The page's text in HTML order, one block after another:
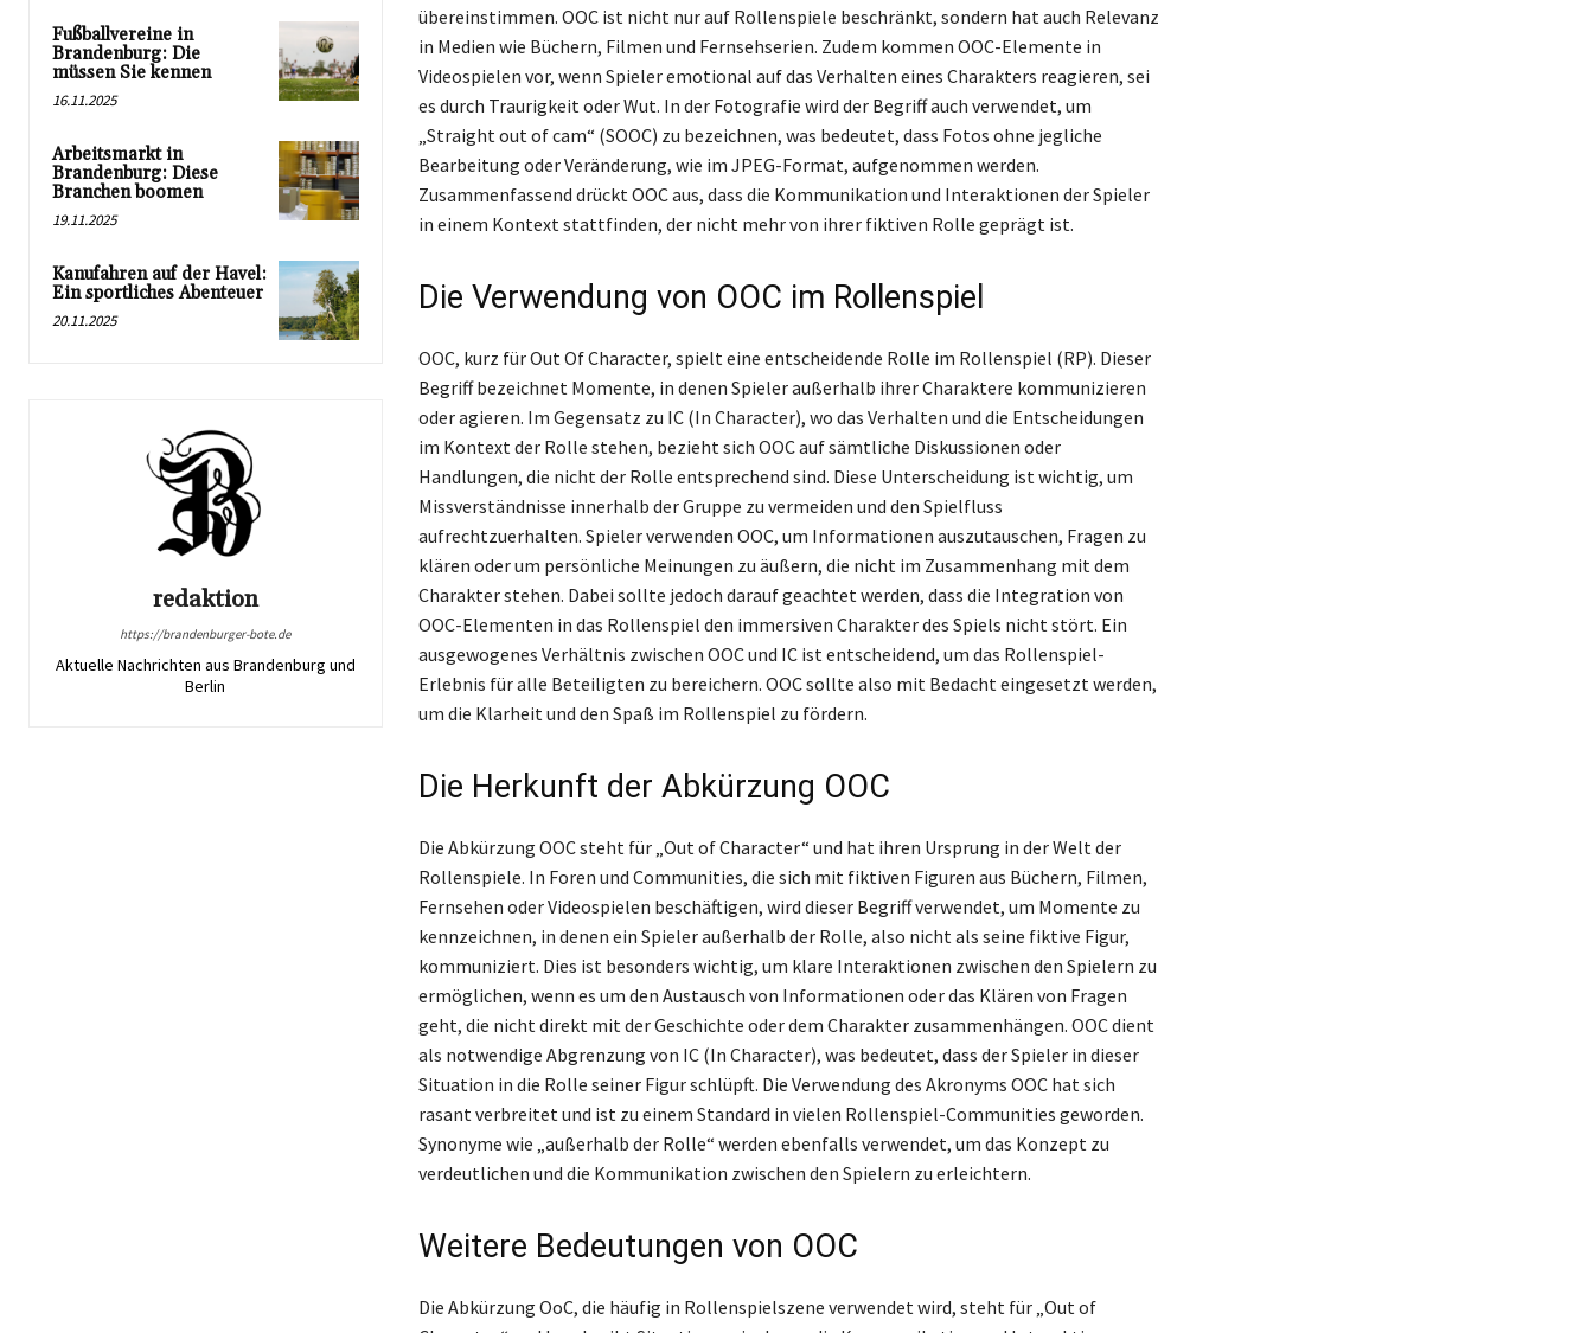
Fußballvereine in
Brandenburg: Die
müssen Sie kennen
16.11.2025
Arbeitsmarkt in
Brandenburg: Diese
Branchen boomen
19.11.2025
Kanufahren auf der Havel:
Ein sportliches Abenteuer
20.11.2025
redaktion
https://brandenburger-bote.de
Aktuelle Nachrichten aus Brandenburg und
Berlin
übereinstimmen. OOC ist nicht nur auf Rollenspiele beschränkt, sondern hat auch Relevanz
in Medien wie Büchern, Filmen und Fernsehserien. Zudem kommen OOC-Elemente in
Videospielen vor, wenn Spieler emotional auf das Verhalten eines Charakters reagieren, sei
es durch Traurigkeit oder Wut. In der Fotografie wird der Begriff auch verwendet, um
„Straight out of cam“ (SOOC) zu bezeichnen, was bedeutet, dass Fotos ohne jegliche
Bearbeitung oder Veränderung, wie im JPEG-Format, aufgenommen werden.
Zusammenfassend drückt OOC aus, dass die Kommunikation und Interaktionen der Spieler
in einem Kontext stattfinden, der nicht mehr von ihrer fiktiven Rolle geprägt ist.
Die Verwendung von OOC im Rollenspiel
OOC, kurz für Out Of Character, spielt eine entscheidende Rolle im Rollenspiel (RP). Dieser
Begriff bezeichnet Momente, in denen Spieler außerhalb ihrer Charaktere kommunizieren
oder agieren. Im Gegensatz zu IC (In Character), wo das Verhalten und die Entscheidungen
im Kontext der Rolle stehen, bezieht sich OOC auf sämtliche Diskussionen oder
Handlungen, die nicht der Rolle entsprechend sind. Diese Unterscheidung ist wichtig, um
Missverständnisse innerhalb der Gruppe zu vermeiden und den Spielfluss
aufrechtzuerhalten. Spieler verwenden OOC, um Informationen auszutauschen, Fragen zu
klären oder um persönliche Meinungen zu äußern, die nicht im Zusammenhang mit dem
Charakter stehen. Dabei sollte jedoch darauf geachtet werden, dass die Integration von
OOC-Elementen in das Rollenspiel den immersiven Charakter des Spiels nicht stört. Ein
ausgewogenes Verhältnis zwischen OOC und IC ist entscheidend, um das Rollenspiel-
Erlebnis für alle Beteiligten zu bereichern. OOC sollte also mit Bedacht eingesetzt werden,
um die Klarheit und den Spaß im Rollenspiel zu fördern.
Die Herkunft der Abkürzung OOC
Die Abkürzung OOC steht für „Out of Character“ und hat ihren Ursprung in der Welt der
Rollenspiele. In Foren und Communities, die sich mit fiktiven Figuren aus Büchern, Filmen,
Fernsehen oder Videospielen beschäftigen, wird dieser Begriff verwendet, um Momente zu
kennzeichnen, in denen ein Spieler außerhalb der Rolle, also nicht als seine fiktive Figur,
kommuniziert. Dies ist besonders wichtig, um klare Interaktionen zwischen den Spielern zu
ermöglichen, wenn es um den Austausch von Informationen oder das Klären von Fragen
geht, die nicht direkt mit der Geschichte oder dem Charakter zusammenhängen. OOC dient
als notwendige Abgrenzung von IC (In Character), was bedeutet, dass der Spieler in dieser
Situation in die Rolle seiner Figur schlüpft. Die Verwendung des Akronyms OOC hat sich
rasant verbreitet und ist zu einem Standard in vielen Rollenspiel-Communities geworden.
Synonyme wie „außerhalb der Rolle“ werden ebenfalls verwendet, um das Konzept zu
verdeutlichen und die Kommunikation zwischen den Spielern zu erleichtern.
Weitere Bedeutungen von OOC
Die Abkürzung OoC, die häufig in Rollenspielszene verwendet wird, steht für „Out of